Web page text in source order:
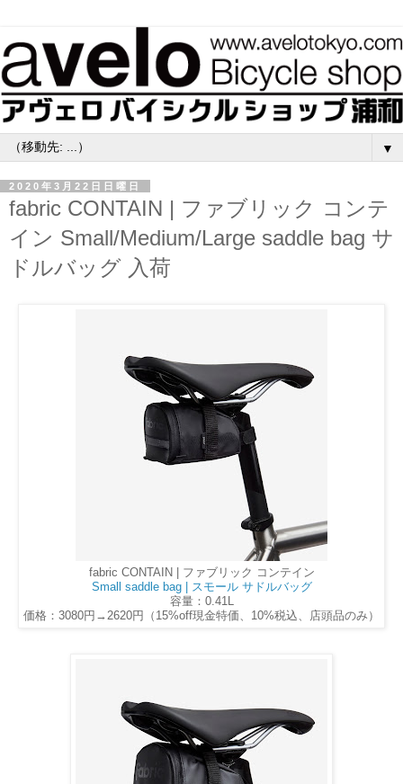
▼
2020年3月22日日曜日
fabric CONTAIN | ファブリック コンテ
イン Small/Medium/Large saddle bag サ
ドルバッグ 入荷
fabric CONTAIN | ファブリック コンテイン
Small saddle bag | スモール サドルバッグ
容量：0.41L
価格：3080円→2620円（15%off現金特価、10%税込、店頭品のみ）